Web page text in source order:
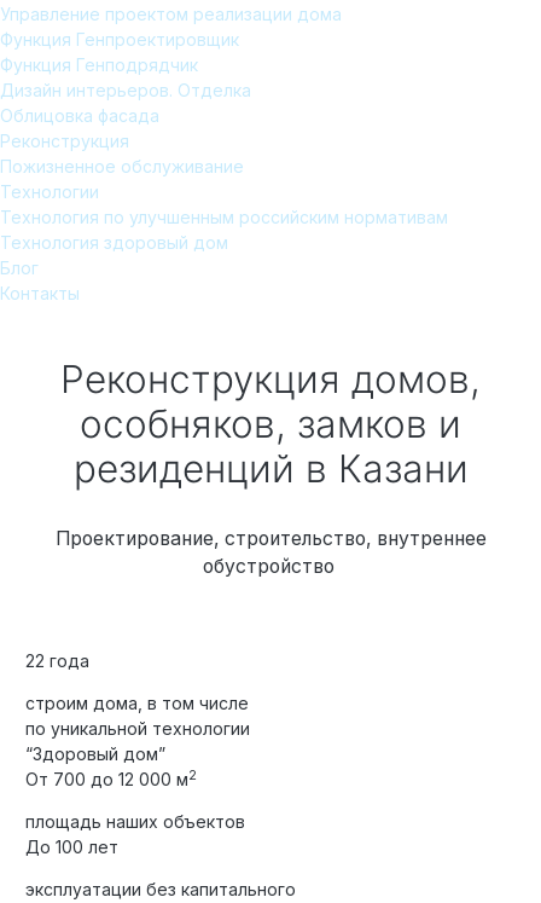
Управление проектом реализации дома
Функция Генпроектировщик
Функция Генподрядчик
Дизайн интерьеров. Отделка
Облицовка фасада
Реконструкция
Пожизненное обслуживание
Технологии
Технология по улучшенным российским нормативам
Технология здоровый дом
Блог
Контакты
Реконструкция домов,
особняков, замков и
резиденций в Казани
Проектирование, строительство, внутреннее
обустройство
22 года
строим дома, в том числе
по уникальной технологии
“Здоровый дом”
От 700 до 12 000 м2
площадь наших объектов
До 100 лет
эксплуатации без капитального